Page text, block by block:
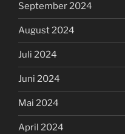
September 2024
August 2024
Juli 2024
Juni 2024
Mai 2024
April 2024